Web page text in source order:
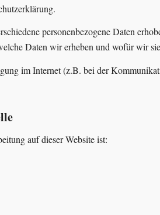
personenbezogene Daten
Daten wir erheben und wofür wir
im Internet (z.B. bei der
auf dieser Website ist: